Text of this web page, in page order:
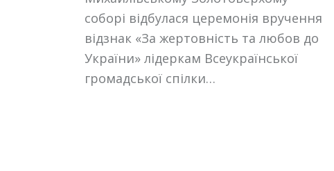
соборі відбулася церемонія вручення
відзнак «За жертовність та любов до
України» лідеркам Всеукраїнської
громадської спілки…